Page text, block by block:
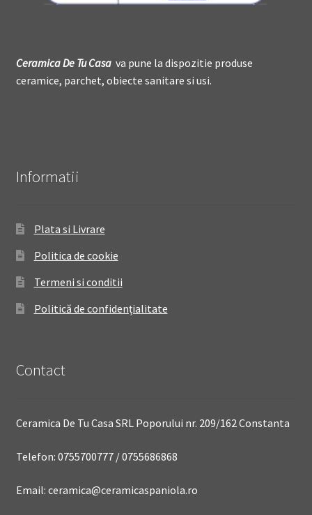
Ceramica DeTu Casava pune la dispozitie produse
ceramice, parchet, obiecte sanitare si usi.
Informatii
Plata si Livrare
Politica de cookie
Termeni si conditii
Politică de confidențialitate
Contact
Ceramica De Tu Casa SRL Poporului nr. 209/162 Constanta
Telefon: 0755700777 / 0755686868
Email: ceramica@ceramicaspaniola.ro